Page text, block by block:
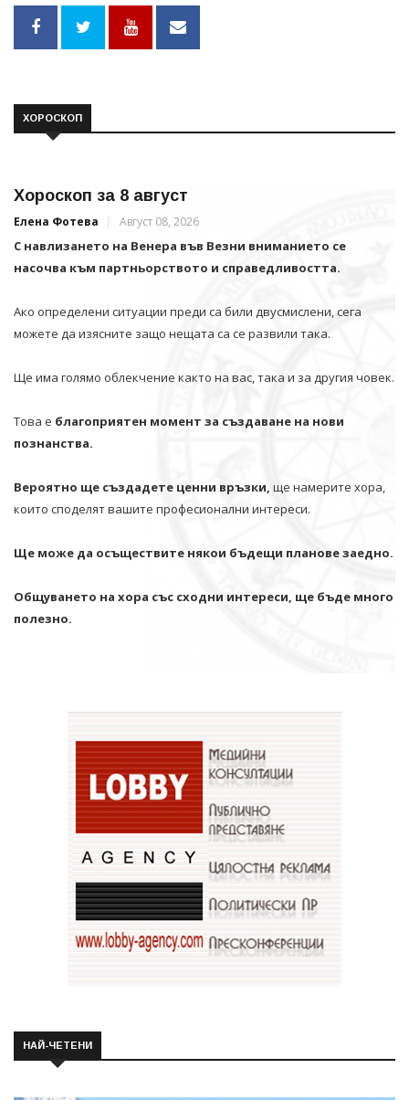
ХОРОСКОП
Хороскоп за 8 август
Елена Фотева Август 08, 2026
С навлизането на Венера във Везни вниманието се
насочва към партньорството и справедливостта.
Ако определени ситуации преди са били двусмислени, сега
можете да изясните защо нещата са се развили така.
Ще има голямо облекчение както на вас, така и за другия човек.
Това е благоприятен момент за създаване на нови
познанства.
Вероятно ще създадете ценни връзки, ще намерите хора,
които споделят вашите професионални интереси.
Ще може да осъществите някои бъдещи планове заедно.
Общуването на хора със сходни интереси, ще бъде много
полезно.
НАЙ-ЧЕТЕНИ